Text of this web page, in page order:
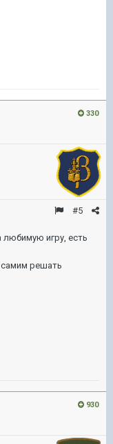
330
#5
любимую игру, есть
самим решать
930